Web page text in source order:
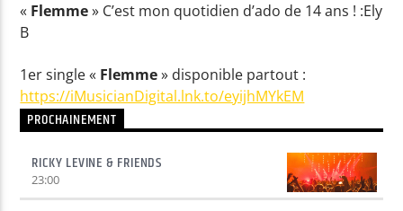
« Flemme» C’est mon quotidien d’ado de 14 ans ! :Ely
B
1er single « Flemme» disponible partout :
https://iMusicianDigital.lnk.to/eyijhMYkEM
PROCHAINEMENT
RICKY LEVINE & FRIENDS
23:00